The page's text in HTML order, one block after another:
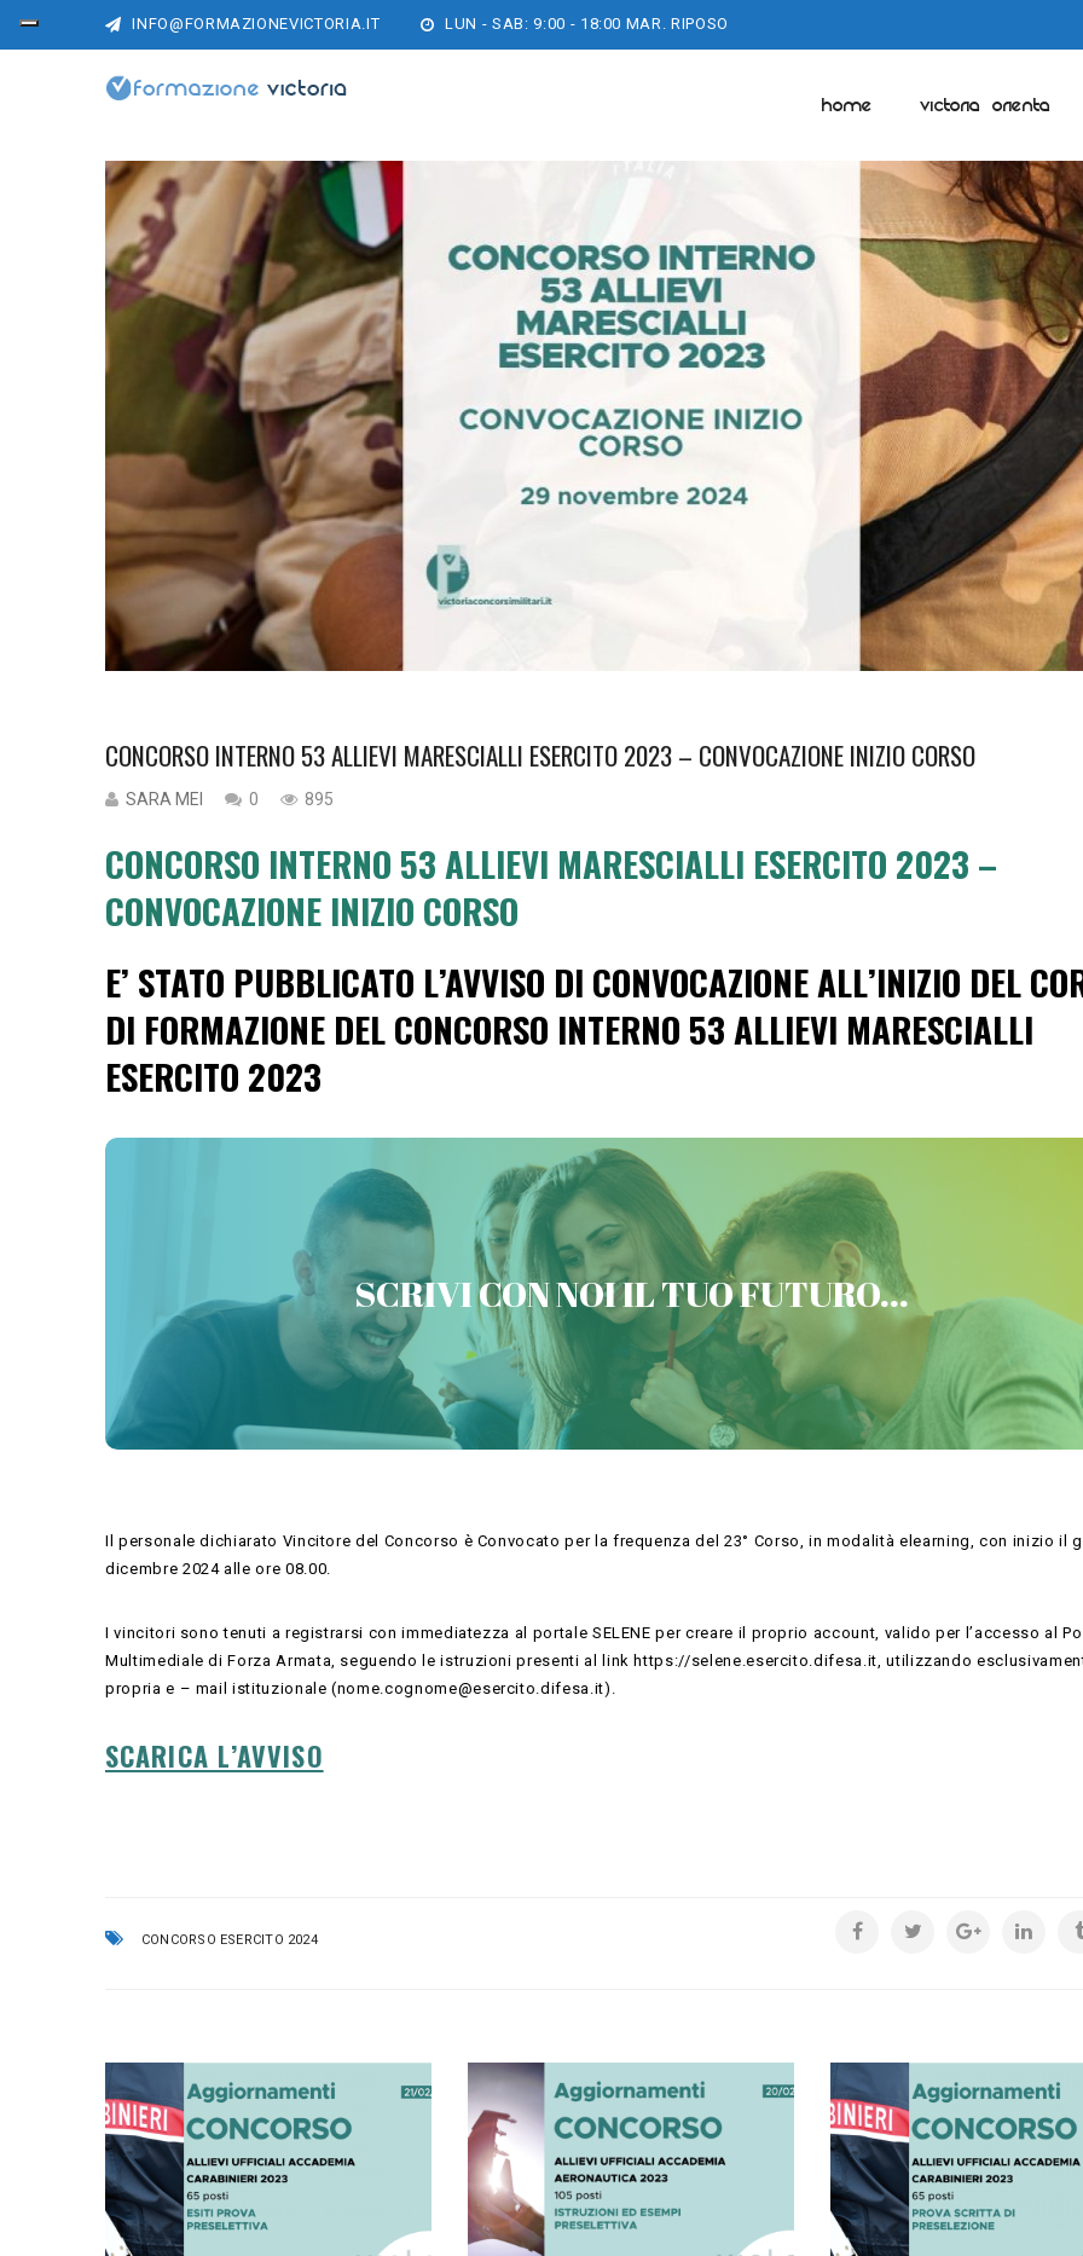
INFO@FORMAZIONEVICTORIA.IT LUN - SAB: 9:00 - 18:00 MAR. RIPOSO
HOME VICTORIA ORIENTA
CONCORSO INTERNO 53 ALLIEVI MARESCIALLI ESERCITO 2023 – CONVOCAZIONE INIZIO CORSO
SARA MEI 0 895
CONCORSO INTERNO 53 ALLIEVI MARESCIALLI ESERCITO 2023 –
CONVOCAZIONE INIZIO CORSO
E’ STATO PUBBLICATO L’AVVISO DI CONVOCAZIONE ALL’INIZIO DEL
DI FORMAZIONE DEL CONCORSO INTERNO 53 ALLIEVI MARESCIALLI
ESERCITO 2023
SCRIVI CON NOI IL TUO FUTURO...
PREPARATI CON VICTORIA CONCORSI MILITARI
Contattaci
Il personale dichiarato Vincitore del Concorso è Convocato per la frequenza del 23° Corso, in modalità elearning, con inizio il
dicembre 2024 alle ore 08.00.
I vincitori sono tenuti a registrarsi con immediatezza al portale SELENE per creare il proprio account, valido per l’accesso al
Multimediale di Forza Armata, seguendo le istruzioni presenti al link https://selene.esercito.difesa.it, utilizzando
propria e – mail istituzionale (nome.cognome@esercito.difesa.it).
SCARICA L’AVVISO
CONCORSO ESERCITO 2024